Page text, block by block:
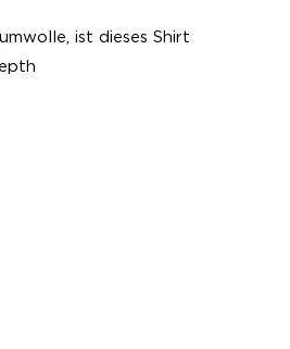
ist dieses Shirt